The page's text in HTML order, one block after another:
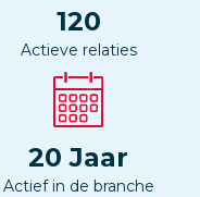
120
Actieve relaties
20 Jaar
Actief in de branche